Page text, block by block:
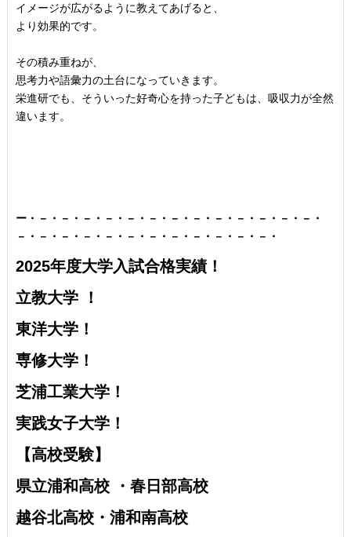
イメージが広がるように教えてあげると、
より効果的です。
その積み重ねが、
思考力や語彙力の土台になっていきます。
栄進研でも、そういった好奇心を持った子どもは、 吸収力が全然
違います。
ー・－・－・－・－・－・－・－・－・－・－・－・－・－・
－・－・－・－・－・－・－・－・－・－・－・－・
2025年度大学入試合格実績！
立教大学 ！
東洋大学！
専修大学！
芝浦工業大学！
実践女子大学！
【高校受験】
県立浦和高校 ・ 春日部高校
越谷北高校・ 浦和南高校